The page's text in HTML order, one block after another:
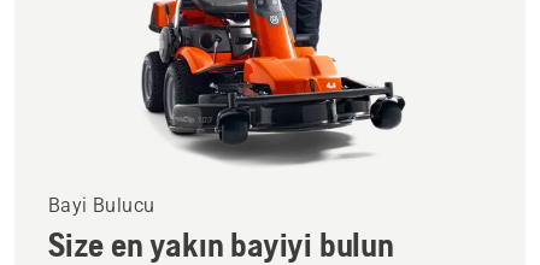
Bayi Bulucu
Size en yakın bayiyi bulun